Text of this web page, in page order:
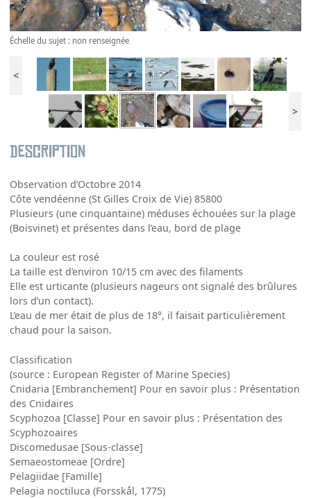
Échelle du sujet : non renseignée
<
>
Description
Observation d’Octobre 2014
Côte vendéenne (St Gilles Croix de Vie) 85800
Plusieurs (une cinquantaine) méduses échouées sur la plage
(Boisvinet) et présentes dans l’eau, bord de plage
La couleur est rosé
La taille est d’environ 10/15 cm avec des filaments
Elle est urticante (plusieurs nageurs ont signalé des brûlures
lors d’un contact).
L’eau de mer était de plus de 18°, il faisait particulièrement
chaud pour la saison.
Classification
(source : European Register of Marine Species)
Cnidaria [Embranchement] Pour en savoir plus : Présentation
des Cnidaires
Scyphozoa [Classe] Pour en savoir plus : Présentation des
Scyphozoaires
Discomedusae [Sous-classe]
Semaeostomeae [Ordre]
Pelagiidae [Famille]
Pelagia noctiluca (Forsskål, 1775)